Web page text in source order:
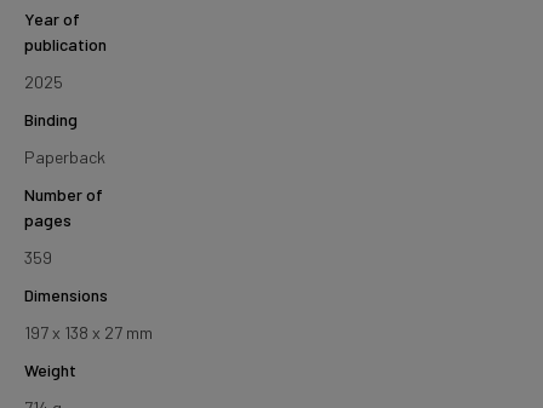
Year of
publication
2025
Binding
Paperback
Number of
pages
359
Dimensions
197 x 138 x 27 mm
Weight